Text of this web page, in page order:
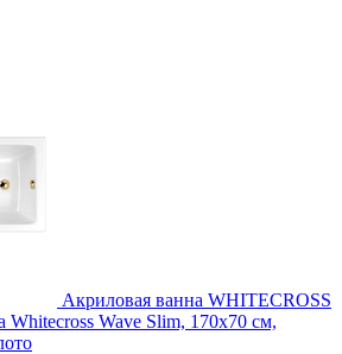
Акриловая ванна WHITECROSS
Whitecross Wave Slim, 170x70 см,